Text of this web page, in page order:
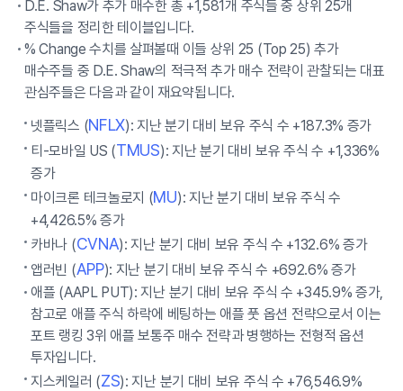
D.E. Shaw가 추가 매수한 총 +1,581개 주식들 중 상위 25개
주식들을 정리한 테이블입니다.
% Change 수치를 살펴볼때 이들 상위 25 (Top 25) 추가
매수주들 중 D.E. Shaw의 적극적 추가 매수 전략이 관찰되는 대표
관심주들은 다음과 같이 재요약됩니다.
넷플릭스 (NFLX): 지난 분기 대비 보유 주식 수 +187.3% 증가
티-모바일 US (TMUS): 지난 분기 대비 보유 주식 수 +1,336%
증가
마이크론 테크놀로지 (MU): 지난 분기 대비 보유 주식 수
+4,426.5% 증가
카바나 (CVNA): 지난 분기 대비 보유 주식 수 +132.6% 증가
앱러빈 (APP): 지난 분기 대비 보유 주식 수 +692.6% 증가
애플 (AAPL PUT): 지난 분기 대비 보유 주식 수 +345.9% 증가,
참고로 애플 주식 하락에 베팅하는 애플 풋 옵션 전략으로서 이는
포트 랭킹 3위 애플 보통주 매수 전략과 병행하는 전형적 옵션
투자입니다.
지스케일러 (ZS): 지난 분기 대비 보유 주식 수 +76,546.9%